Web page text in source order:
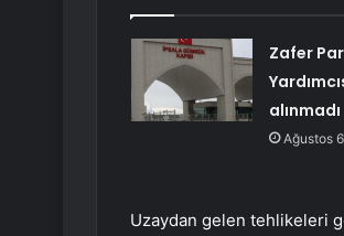
Zafer
alınmadı
Ağustos
Uzaydan gelen tehlikeleri